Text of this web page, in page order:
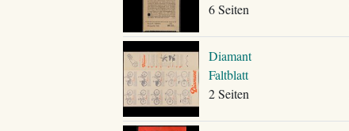
6 Seiten
Diamant
Faltblatt
2 Seiten